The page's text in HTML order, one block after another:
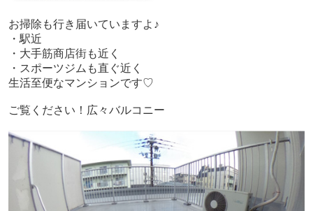
お掃除も行き届いていますよ♪
・駅近
・大手筋商店街も近く
・スポーツジムも直ぐ近く
生活至便なマンションです♡
ご覧ください！広々バルコニー